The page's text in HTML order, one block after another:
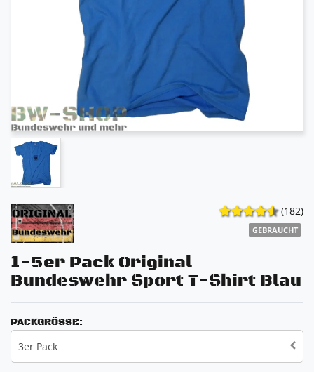
(182)
GEBRAUCHT
1-5er Pack Original
Bundeswehr Sport T-Shirt Blau
PACKGRÖSSE:
3er Pack